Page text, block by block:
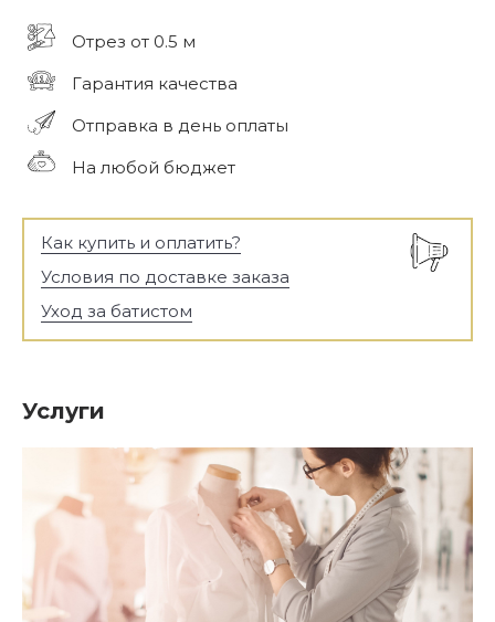
Отрез от 0.5 м
Гарантия качества
Отправка в день оплаты
На любой бюджет
Как купить и оплатить?
Условия по доставке заказа
Уход за батистом
Услуги